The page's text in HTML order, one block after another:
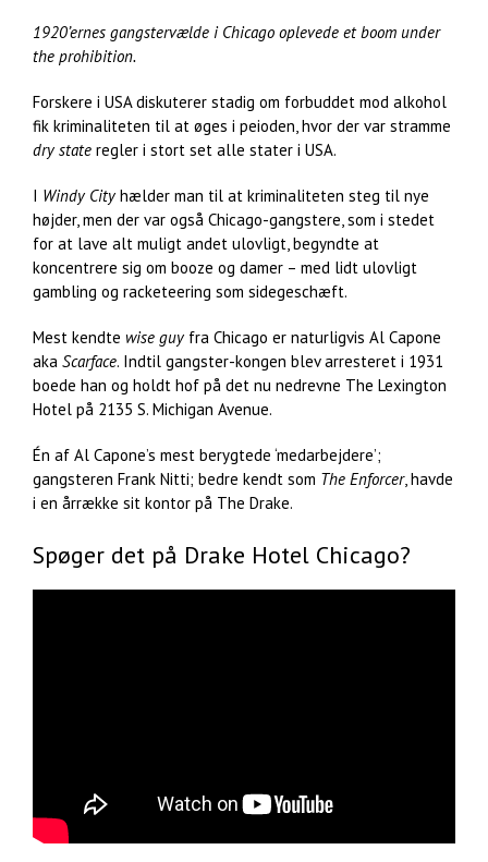
1920’ernes gangstervælde i Chicago oplevede et boom under
the prohibition.
Forskere i USA diskuterer stadig om forbuddet mod alkohol
fik kriminaliteten til at øges i peioden, hvor der var stramme
dry state regler i stort set alle stater i USA.
I Windy Cityhælder man til at kriminaliteten steg til nye
højder, men der var også Chicago-gangstere, som i stedet
for at lave alt muligt andet ulovligt, begyndte at
koncentrere sig om booze og damer – med lidt ulovligt
gambling og racketeering som sidegeschæft.
Mest kendte wise guyfra Chicago er naturligvis Al Capone
aka Scarface. Indtil gangster-kongen blev arresteret i 1931
boede han og holdt hof på det nu nedrevne The Lexington
Hotel på 2135 S. Michigan Avenue.
Én af Al Capone’s mest berygtede ‘medarbejdere’;
gangsteren Frank Nitti; bedre kendt som The Enforcer, havde
i en årrække sit kontor på The Drake.
Spøger det på Drake Hotel Chicago?